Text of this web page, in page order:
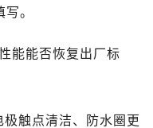
。
能能否恢复出厂标
触点清洁、防水圈更